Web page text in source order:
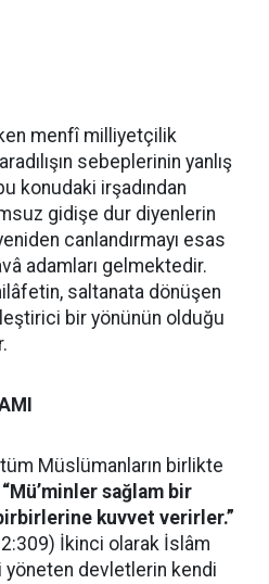
menfî milliyetçilik
sebeplerinin yanlış
bu konudaki irşadından
gidişe dur diyenlerin
canlandırmayı esas
adamları gelmektedir.
saltanata dönüşen
bir yönünün olduğu
Müslümanların birlikte
“Mü’minler sağlam bir
kuvvet verirler.”
İkinci olarak İslâm
devletlerin kendi